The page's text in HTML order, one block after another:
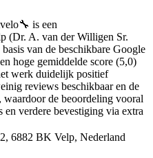
is een
(Dr. A. van der Willigen Sr.
van de beschikbare Google
hoge gemiddelde score (5,0)
werk duidelijk positief
reviews beschikbaar en de
de beoordeling vooral
en verdere bevestiging via extra
6882 BK Velp, Nederland